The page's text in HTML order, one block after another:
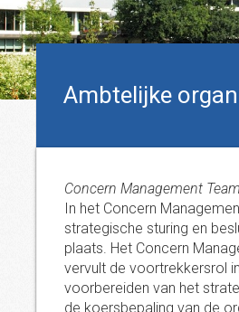
Ambtelijke
Concern Management Team
In het Concern
strategische sturing en
plaats. Het Concern
vervult de voortrekkersrol
voorbereiden van het
de koersbepaling van de